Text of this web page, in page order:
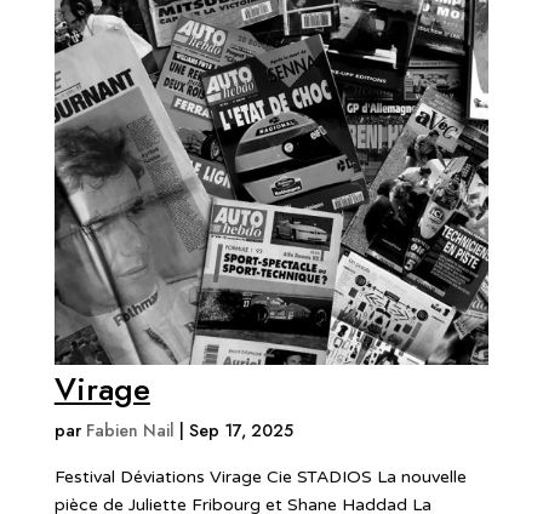
Virage
par Fabien Nail Sep 17, 2025
Festival Déviations Virage Cie STADIOS La nouvelle
pièce de Juliette Fribourg et Shane Haddad La